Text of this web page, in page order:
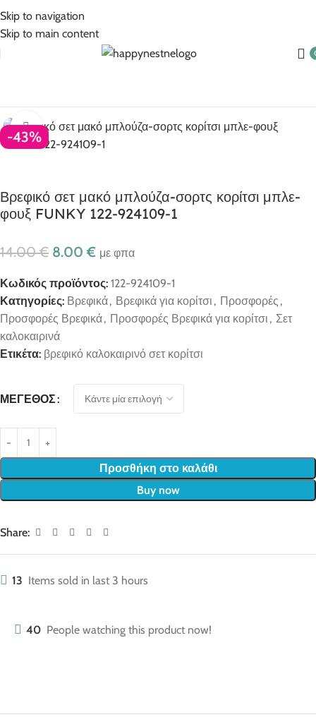
Skip to navigation
Skip to main content
-43%
Click to enlarge
Βρεφικό σετ μακό μπλούζα-σορτς κορίτσι μπλε-
φουξ FUNKY 122-924109-1
14.00€ 8.00€ με φπα
Κωδικός προϊόντος: 122-924109-1
Κατηγορίες: Βρεφικά, Βρεφικά για κορίτσι , Προσφορές ,
Προσφορές Βρεφικά, Προσφορές Βρεφικά για κορίτσι , Σετ
καλοκαιρινά
Ετικέτα: βρεφικό καλοκαιρινό σετ κορίτσι
ΜΈΓΕΘΟΣ
Προσθήκη στο καλάθι
Buy now
Share:
13 Items sold in last 3 hours
40 People watching this product now!
5% Επιπλέον έκπτωση για πληρωμές με κάρτα!